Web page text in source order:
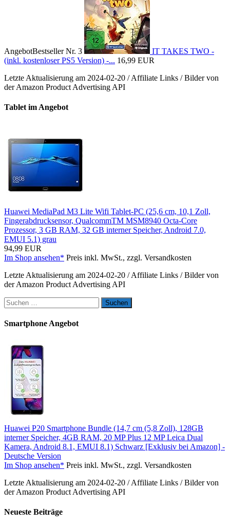
AngebotBestseller Nr. 3
IT TAKES TWO -
(inkl. kostenloser PS5 Version) -... 16,99 EUR
Letzte Aktualisierung am 2024-02-20 / Affiliate Links / Bilder von
der Amazon Product Advertising API
Tablet im Angebot
Huawei MediaPad M3 Lite Wifi Tablet-PC (25,6 cm, 10,1 Zoll,
Fingerabdrucksensor, QualcommTM MSM8940 Octa-Core
Prozessor, 3 GB RAM, 32 GB interner Speicher, Android 7.0,
EMUI 5.1) grau
94,99 EUR
Im Shop ansehen* Preis inkl. MwSt., zzgl. Versandkosten
Letzte Aktualisierung am 2024-02-20 / Affiliate Links / Bilder von
der Amazon Product Advertising API
Suchen
nach:
Smartphone Angebot
Huawei P20 Smartphone Bundle (14,7 cm (5,8 Zoll), 128GB
interner Speicher, 4GB RAM, 20 MP Plus 12 MP Leica Dual
Kamera, Android 8.1, EMUI 8.1) Schwarz [Exklusiv bei Amazon] -
Deutsche Version
Im Shop ansehen* Preis inkl. MwSt., zzgl. Versandkosten
Letzte Aktualisierung am 2024-02-20 / Affiliate Links / Bilder von
der Amazon Product Advertising API
Neueste Beiträge